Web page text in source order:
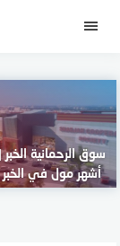
القائمة
سوق الرحمانية الخبر
أشهر مول في الخبر